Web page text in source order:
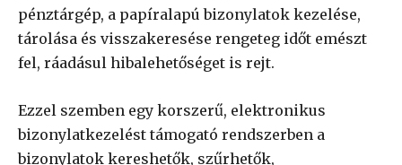
pénztárgép, a papíralapú bizonylatok kezelése,
tárolása és visszakeresése rengeteg időt emészt
fel, ráadásul hibalehetőséget is rejt.
Ezzel szemben egy korszerű, elektronikus
bizonylatkezelést támogató rendszerben a
bizonylatok kereshetők, szűrhetők,